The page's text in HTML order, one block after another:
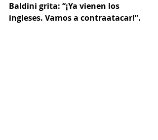
Baldini grita: “¡Ya vienen los
ingleses. Vamos a contraatacar!”.